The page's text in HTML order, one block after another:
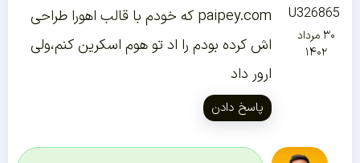
U326865
۳۰ مرداد
۱۴۰۲
paipey.com که خودم با قالب اهورا طراحی
اش کرده بودم را اد تو هوم اسکرین کنم،ولی
ارور داد
پاسخ دادن